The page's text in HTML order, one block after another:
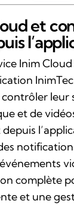
et
Inim
leur
et de
complète
et une